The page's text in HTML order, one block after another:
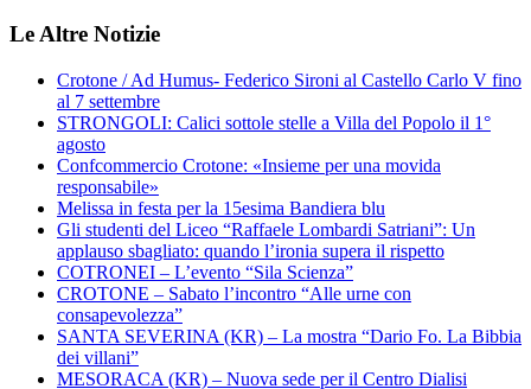
Le Altre Notizie
Crotone / Ad Humus- Federico Sironi al Castello Carlo V fino
al 7 settembre
STRONGOLI: Calici sottole stelle a Villa del Popolo il 1°
agosto
Confcommercio Crotone: «Insieme per una movida
responsabile»
Melissa in festa per la 15esima Bandiera blu
Gli studenti del Liceo “Raffaele Lombardi Satriani”: Un
applauso sbagliato: quando l’ironia supera il rispetto
COTRONEI – L’evento “Sila Scienza”
CROTONE – Sabato l’incontro “Alle urne con
consapevolezza”
SANTA SEVERINA (KR) – La mostra “Dario Fo. La Bibbia
dei villani”
MESORACA (KR) – Nuova sede per il Centro Dialisi